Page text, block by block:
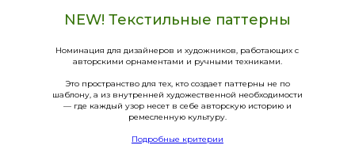
NEW! Текстильные паттерны
Номинация для дизайнеров и художников, работающих с
авторскими орнаментами и ручными техниками.
Это пространство для тех, кто создает паттерны не по
шаблону, а из внутренней художественной необходимости
— где каждый узор несет в себе авторскую историю и
ремесленную культуру.
Подробные критерии